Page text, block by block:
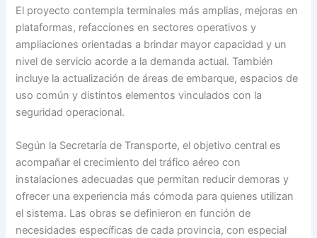
El proyecto contempla terminales más amplias, mejoras en
plataformas, refacciones en sectores operativos y
ampliaciones orientadas a brindar mayor capacidad y un
nivel de servicio acorde a la demanda actual. También
incluye la actualización de áreas de embarque, espacios de
uso común y distintos elementos vinculados con la
seguridad operacional.
Según la Secretaría de Transporte, el objetivo central es
acompañar el crecimiento del tráfico aéreo con
instalaciones adecuadas que permitan reducir demoras y
ofrecer una experiencia más cómoda para quienes utilizan
el sistema. Las obras se definieron en función de
necesidades específicas de cada provincia, con especial